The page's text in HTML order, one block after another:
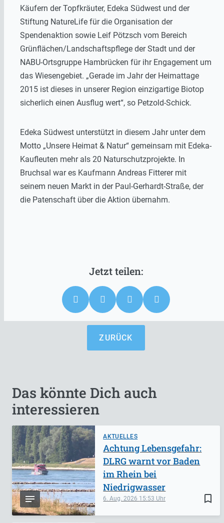
Käufern der Topfkräuter, Edeka Südwest und der
Stiftung NatureLife für die Organisation der
Spendenaktion sowie Leif Pötzsch vom Bereich
Grünflächen/Landschaftspflege der Stadt und der
NABU-Ortsgruppe Hambrücken für ihr Engagement um
das Wiesengebiet. „Gerade im Jahr der Heimattage
2015 ist dieses in unserer Region einzigartige Biotop
sicherlich einen Ausflug wert“, so Petzold-Schick.
Edeka Südwest unterstützt in diesem Jahr unter dem
Motto „Unsere Heimat & Natur“ gemeinsam mit Edeka-
Kaufleuten mehr als 20 Naturschutzprojekte. In
Bruchsal war es Kaufmann Andreas Fitterer mit
seinem neuen Markt in der Paul-Gerhardt-Straße, der
die Patenschaft über die Aktion übernahm.
ZURÜCK
Das könnte Dich auch
interessieren
AKTUELLES
bookmark_border
6. Aug. 2026 15:53
Achtung Lebensgefahr:
DLRG warnt vor Baden
im Rhein bei
Niedrigwasser